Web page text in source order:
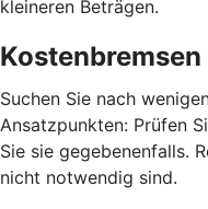
kleineren Beträgen.
Suchen Sie nach
Ansatzpunkten: Prüfen
Sie sie gegebenenfalls.
nicht notwendig sind.